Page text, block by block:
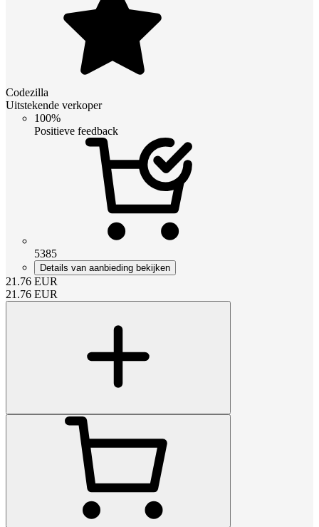
Codezilla
Uitstekende verkoper
100%
Positieve feedback
5385
Details van aanbieding bekijken
21.76 EUR
21.76 EUR